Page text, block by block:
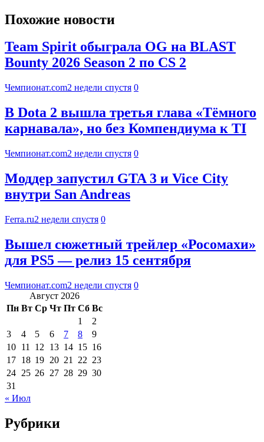
Похожие новости
Team Spirit обыграла OG на BLAST
Bounty 2026 Season 2 по CS 2
Чемпионат.com2 недели спустя 0
В Dota 2 вышла третья глава «Тёмного
карнавала», но без Компендиума к TI
Чемпионат.com2 недели спустя 0
Моддер запустил GTA 3 и Vice City
внутри San Andreas
Ferra.ru2 недели спустя 0
Вышел сюжетный трейлер «Росомахи»
для PS5 — релиз 15 сентября
Чемпионат.com2 недели спустя 0
Август 2026
Пн Вт Ср Чт Пт Сб Вс
1
2
3
4 5 6 7 8
9
10 11 12 13 14 15 16
17 18 19 20 21 22 23
24 25 26 27 28 29 30
31
« Июл
Рубрики